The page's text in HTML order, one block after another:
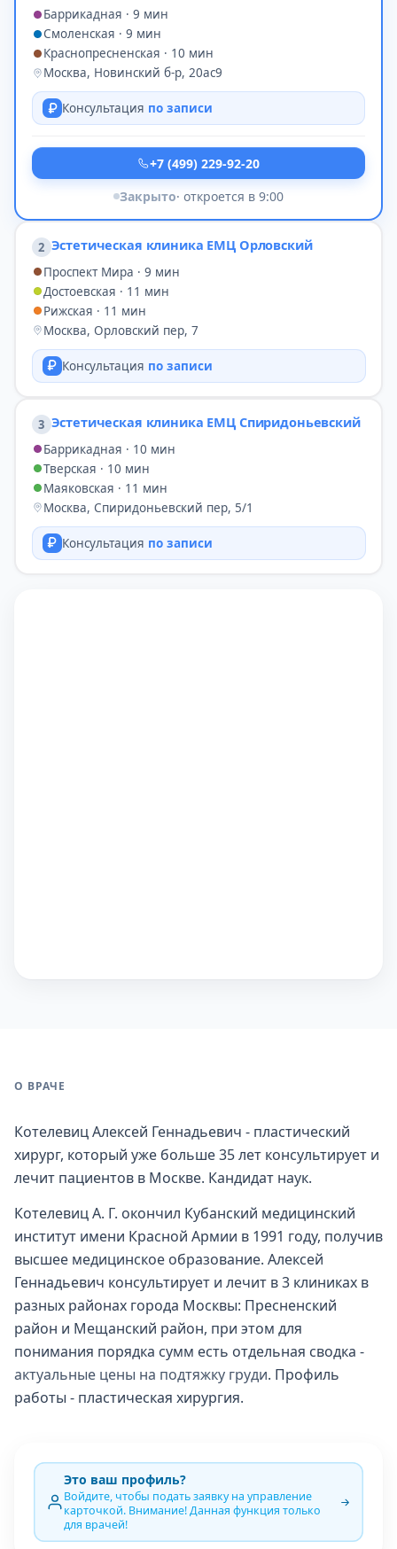
Баррикадная · 9 мин
Смоленская · 9 мин
Краснопресненская · 10 мин
Москва, Новинский б-р, 20ас9
Консультация по записи
+7 (499) 229-92-20
Закрыто· откроется в 9:00
2 Эстетическая клиника ЕМЦ Орловский
Проспект Мира · 9 мин
Достоевская · 11 мин
Рижская · 11 мин
Москва, Орловский пер, 7
Консультация по записи
3 Эстетическая клиника ЕМЦ Спиридоньевский
Баррикадная · 10 мин
Тверская · 10 мин
Маяковская · 11 мин
Москва, Спиридоньевский пер, 5/1
Консультация по записи
О ВРАЧЕ
Котелевиц Алексей Геннадьевич - пластический
хирург, который уже больше 35 лет консультирует и
лечит пациентов в Москве. Кандидат наук.
Котелевиц А. Г. окончил Кубанский медицинский
институт имени Красной Армии в 1991 году, получив
высшее медицинское образование. Алексей
Геннадьевич консультирует и лечит в 3 клиниках в
разных районах города Москвы: Пресненский
район и Мещанский район, при этом для
понимания порядка сумм есть отдельная сводка -
актуальные цены на подтяжку груди. Профиль
работы - пластическая хирургия.
Это ваш профиль?
Войдите, чтобы подать заявку на управление
карточкой. Внимание! Данная функция только
для врачей!